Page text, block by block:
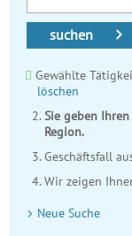
suchen
Gewählte
löschen
Sie geben
Region.
Geschäftsfall
Wir zeigen
Neue Suche